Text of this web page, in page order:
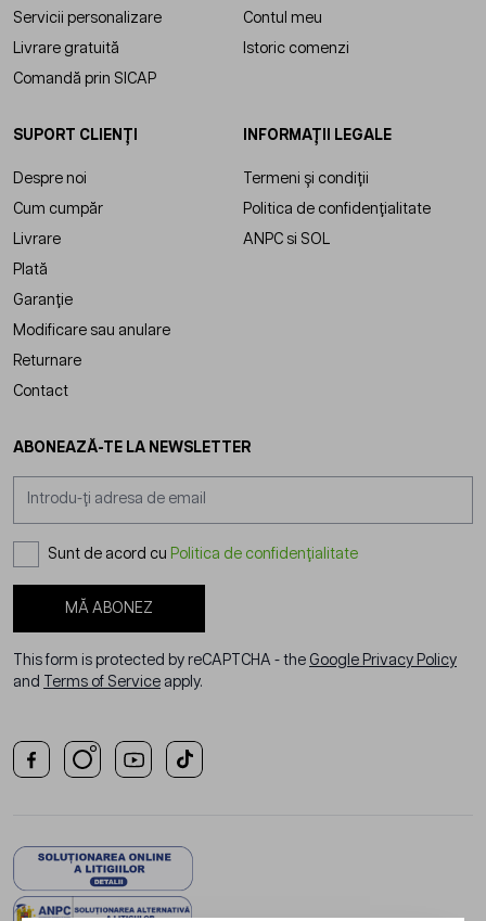
Servicii personalizare
Livrare gratuită
Comandă prin SICAP
Contul meu
Istoric comenzi
SUPORT CLIENȚI
Despre noi
Cum cumpăr
Livrare
Plată
Garanție
Modificare sau anulare
Returnare
Contact
INFORMAȚII LEGALE
Termeni și condiții
Politica de confidențialitate
ANPC si SOL
ABONEAZĂ-TE LA NEWSLETTER
Sunt de acord cu Politica de confidențialitate
MĂ ABONEZ
This form is protected by reCAPTCHA - the Google Privacy Policy
and
Terms of Service apply.